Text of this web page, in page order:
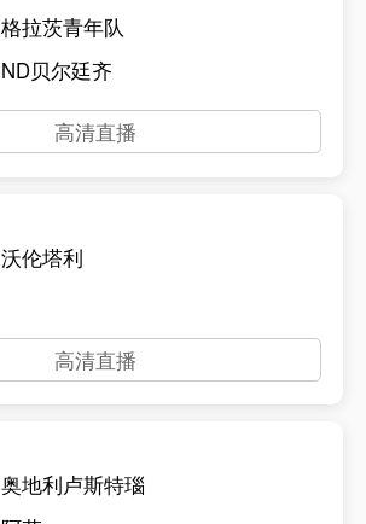
格拉茨青年队
ND贝尔廷齐
高清直播
沃伦塔利
高清直播
奥地利卢斯特瑙